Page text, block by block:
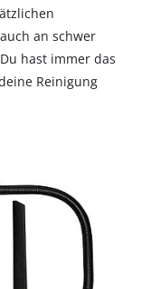
an schwer
hast immer das
Reinigung